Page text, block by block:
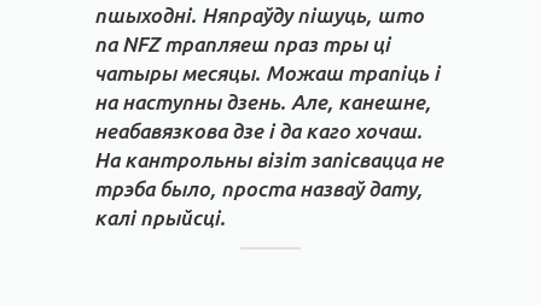
пшыходні. Няпраўду пішуць, што
па NFZ трапляеш праз тры ці
чатыры месяцы. Можаш трапіць і
на наступны дзень. Але, канешне,
неабавязкова дзе і да каго хочаш.
На кантрольны візіт запісвацца не
трэба было, проста назваў дату,
калі прыйсці.